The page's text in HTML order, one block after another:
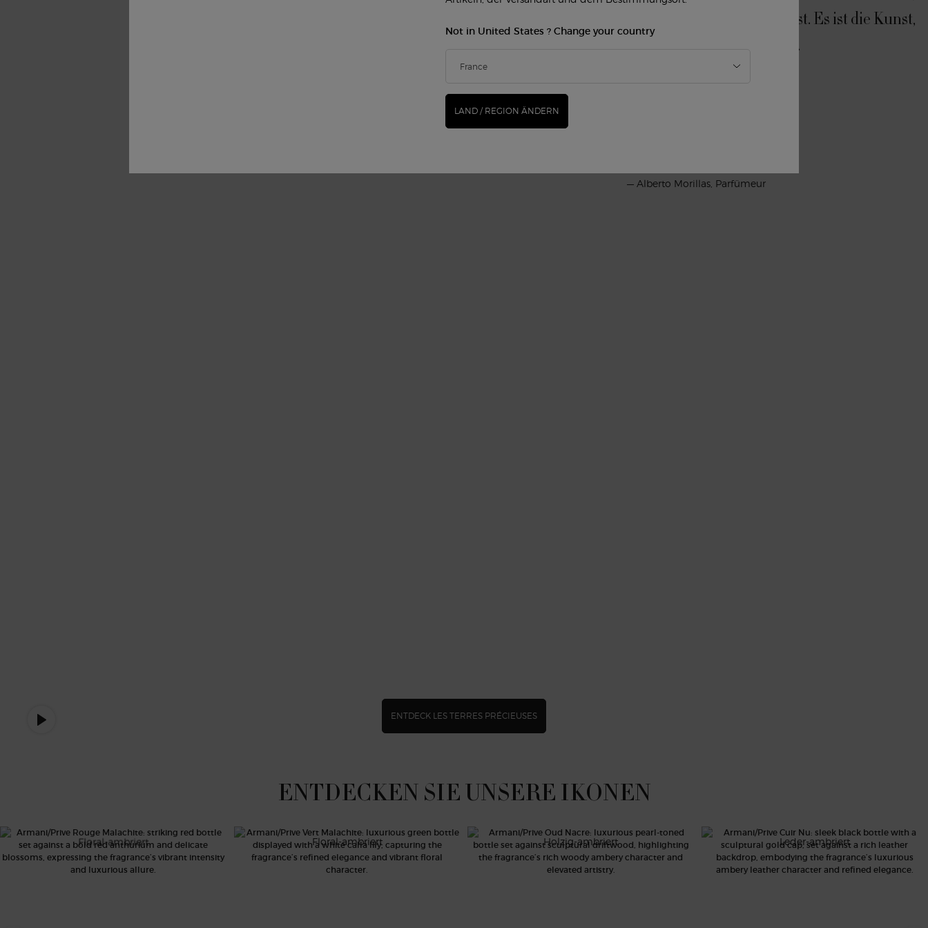
der so kostbar wie Oud, aber nicht so animalisch ist. Es ist die Kunst,
das Geheimnis des Parfümeurs.
— Alberto Morillas, Parfümeur
ENTDECK LES TERRES PRÉCIEUSES
ENTDECKEN SIE UNSERE IKONEN
Floral-ambriert Floral-ambriert Holzig-ambriert Leder-ambriert
Not in United States ? Change your country
LAND / REGION ÄNDERN